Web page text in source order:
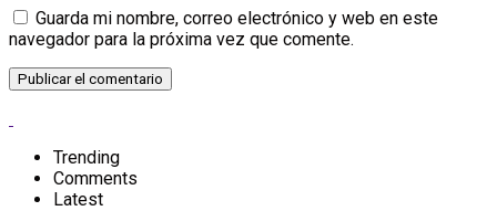
Guarda mi nombre, correo electrónico y web en este
navegador para la próxima vez que comente.
Trending
Comments
Latest